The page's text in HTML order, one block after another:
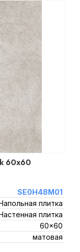
60x60
SE0H48M01
плитка
плитка
60x60
матовая